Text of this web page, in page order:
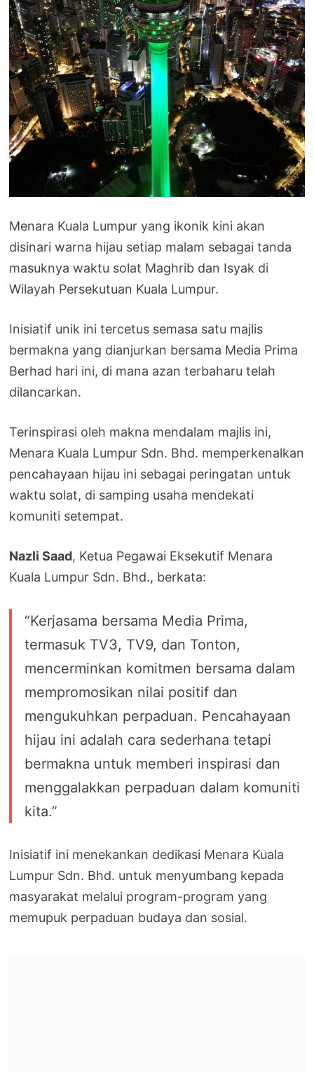
Menara Kuala Lumpur yang ikonik kini akan
disinari warna hijau setiap malam sebagai tanda
masuknya waktu solat Maghrib dan Isyak di
Wilayah Persekutuan Kuala Lumpur.
Inisiatif unik ini tercetus semasa satu majlis
bermakna yang dianjurkan bersama Media Prima
Berhad hari ini, di mana azan terbaharu telah
dilancarkan.
Terinspirasi oleh makna mendalam majlis ini,
Menara Kuala Lumpur Sdn. Bhd. memperkenalkan
pencahayaan hijau ini sebagai peringatan untuk
waktu solat, di samping usaha mendekati
komuniti setempat.
Nazli Saad, Ketua Pegawai Eksekutif Menara
Kuala Lumpur Sdn. Bhd., berkata:
“Kerjasama bersama Media Prima,
termasuk TV3, TV9, dan Tonton,
mencerminkan komitmen bersama dalam
mempromosikan nilai positif dan
mengukuhkan perpaduan. Pencahayaan
hijau ini adalah cara sederhana tetapi
bermakna untuk memberi inspirasi dan
menggalakkan perpaduan dalam komuniti
kita.”
Inisiatif ini menekankan dedikasi Menara Kuala
Lumpur Sdn. Bhd. untuk menyumbang kepada
masyarakat melalui program-program yang
memupuk perpaduan budaya dan sosial.